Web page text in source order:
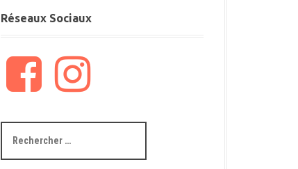
Réseaux Sociaux
F
c
o
k
a
c